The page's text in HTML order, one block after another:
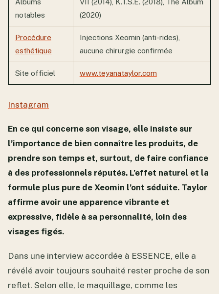
notables
(2020)
Procédure
esthétique
Injections Xeomin (anti-rides),
aucune chirurgie confirmée
Site officiel www.teyanataylor.com
Instagram
En ce qui concerne son visage, elle insiste sur
l’importance de bien connaître les produits, de
prendre son temps et, surtout, de faire confiance
à des professionnels réputés. L’effet naturel et la
formule plus pure de Xeomin l’ont séduite. Taylor
affirme avoir une apparence vibrante et
expressive, fidèle à sa personnalité, loin des
visages figés.
Dans une interview accordée à ESSENCE, elle a
révélé avoir toujours souhaité rester proche de son
reflet. Selon elle, le maquillage, comme les